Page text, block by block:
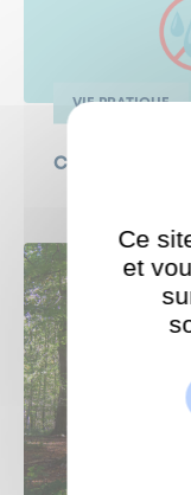
VIE PRATIQUE
Coupure
Ce
et